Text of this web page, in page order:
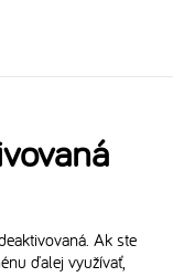
Ak ste
ďalej využívať,